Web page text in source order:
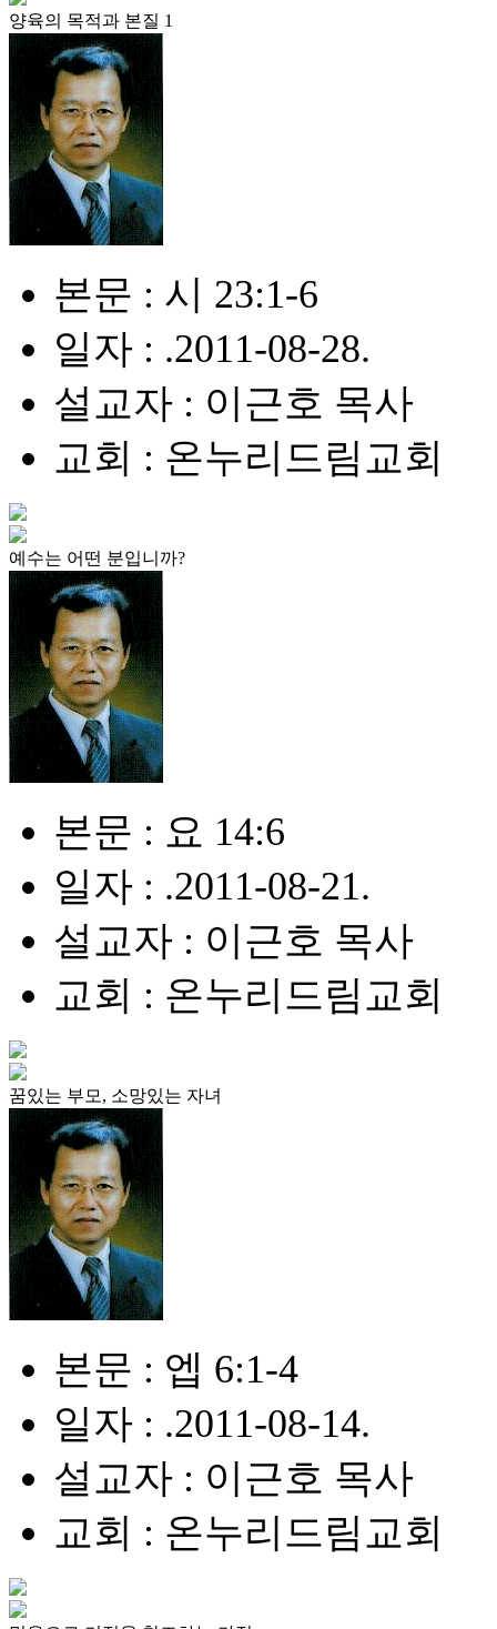
양육의 목적과 본질 1
본문 : 시 23:1-6
일자 : .2011-08-28.
설교자 : 이근호 목사
교회 : 온누리드림교회
예수는 어떤 분입니까?
본문 : 요 14:6
일자 : .2011-08-21.
설교자 : 이근호 목사
교회 : 온누리드림교회
꿈있는 부모, 소망있는 자녀
본문 : 엡 6:1-4
일자 : .2011-08-14.
설교자 : 이근호 목사
교회 : 온누리드림교회